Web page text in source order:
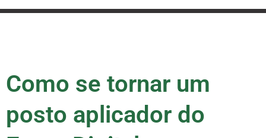
Como se tornar um
posto aplicador do